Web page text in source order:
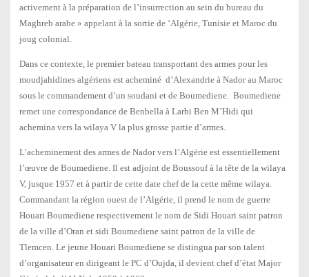
activement à la préparation de l’insurrection au sein du bureau du
Maghreb arabe » appelant à la sortie de ‘Algérie, Tunisie et Maroc du
joug colonial.
Dans ce contexte, le premier bateau transportant des armes pour les
moudjahidines algériens est acheminé d’Alexandrie à Nador au Maroc
sous le commandement d’un soudani et de Boumediene. Boumediene
remet une correspondance de Benbella à Larbi Ben M’Hidi qui
achemina vers la wilaya V la plus grosse partie d’armes.
L’acheminement des armes de Nador vers l’Algérie est essentiellement
l’œuvre de Boumediene. Il est adjoint de Boussouf à la tête de la wilaya
V, jusque 1957 et à partir de cette date chef de la cette même wilaya.
Commandant la région ouest de l’Algérie, il prend le nom de guerre
Houari Boumediene respectivement le nom de Sidi Houari saint patron
de la ville d’Oran et sidi Boumediene saint patron de la ville de
Tlemcen. Le jeune Houari Boumediene se distingua par son talent
d’organisateur en dirigeant le PC d’Oujda, il devient chef d’état Major